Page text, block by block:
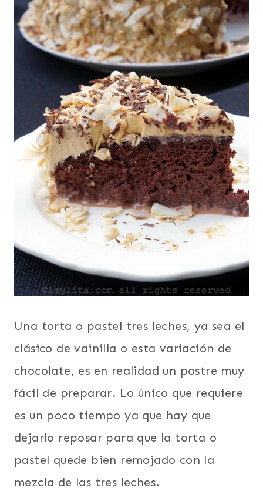
Una torta o pastel tres leches, ya sea el
clásico de vainilla o esta variación de
chocolate, es en realidad un postre muy
fácil de preparar. Lo único que requiere
es un poco tiempo ya que hay que
dejarlo reposar para que la torta o
pastel quede bien remojado con la
mezcla de las tres leches.